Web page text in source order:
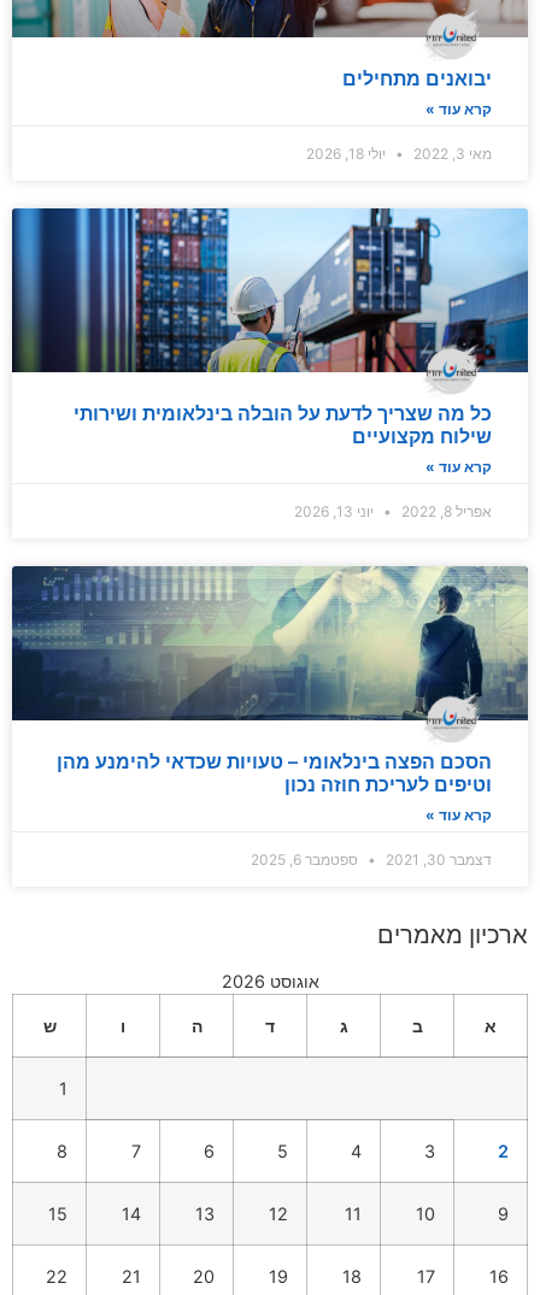
יבואנים מתחילים
קרא עוד »
מאי 3, 2022 יולי 18, 2026
כל מה שצריך לדעת על הובלה בינלאומית ושירותי
שילוח מקצועיים
קרא עוד »
אפריל 8, 2022 יוני 13, 2026
הסכם הפצה בינלאומי – טעויות שכדאי להימנע מהן
וטיפים לעריכת חוזה נכון
קרא עוד »
דצמבר 30, 2021 ספטמבר 6, 2025
ארכיון מאמרים
אוגוסט 2026
א ב ג ד ה ו ש
1
2
3
4
5
6
7
8
9
10
11
12
13
14
15
16
17
18
19
20
21
22